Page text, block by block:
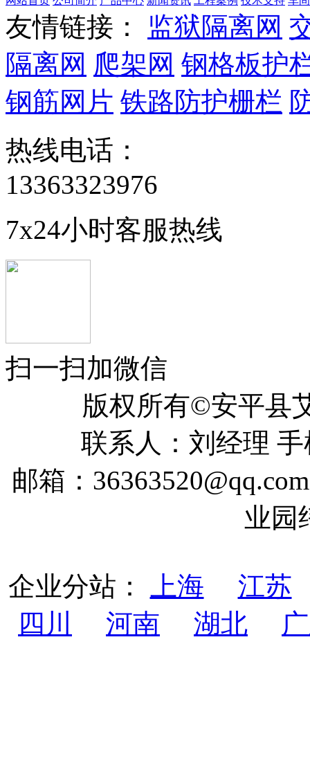
友情链接： 监狱隔离网
隔离网 爬架网 钢格板护
钢筋网片 铁路防护栅栏
热线电话：
13363323976
7x24小时客服热线
扫一扫加微信
版权所有©安平
联系人：刘经理 手
邮箱：
业园
企业分站： 上海
江苏
四川
河南 湖北